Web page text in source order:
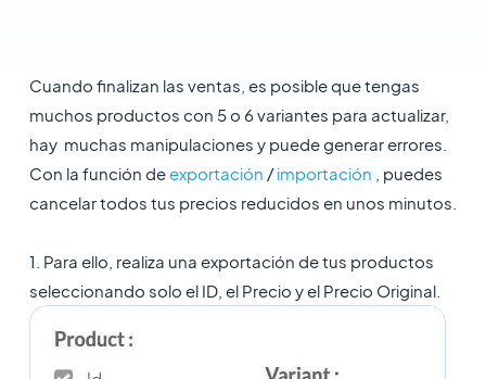
Cuando finalizan las ventas, es posible que tengas
muchos productos con 5 o 6 variantes para actualizar,
hay muchas manipulaciones y puede generar errores.
Con la función deexportación /importación , puedes
cancelar todos tus precios reducidos en unos minutos.
1. Para ello, realiza una exportación de tus productos
seleccionando solo el ID, el Precio y el Precio Original.